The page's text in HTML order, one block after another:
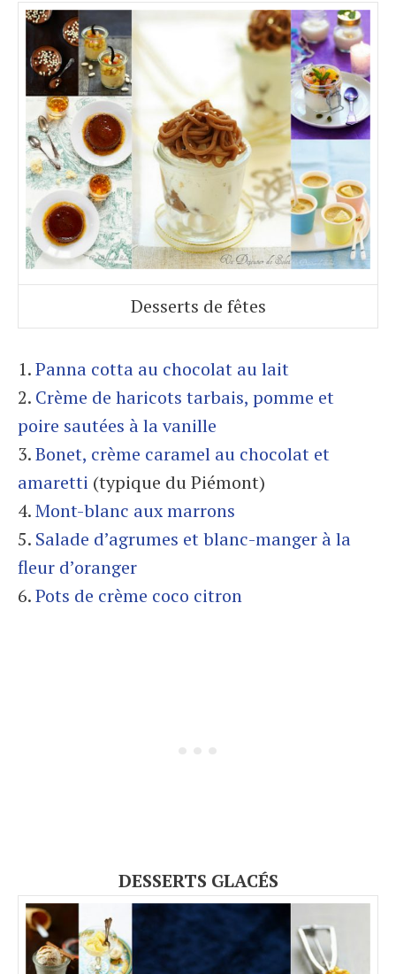
Desserts de fêtes
1.Panna cotta au chocolat au lait
2. Crème de haricots tarbais, pomme et
poire sautées à la vanille
3.Bonet, crème caramel au chocolat et
amaretti (typique du Piémont)
4.Mont-blanc aux marrons
5. Salade d’agrumes et blanc-manger à la
fleur d’oranger
6.Pots de crème coco citron
DESSERTS GLACÉS